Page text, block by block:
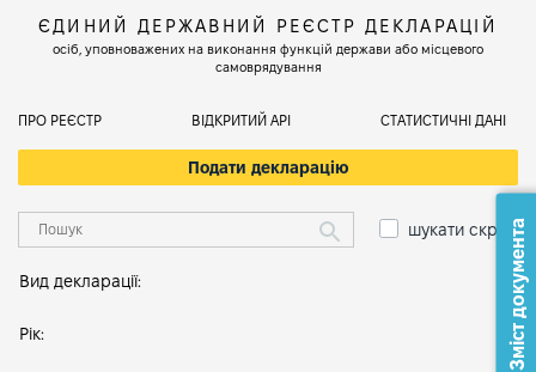
ЄДИНИЙ ДЕРЖАВНИЙ РЕЄСТР ДЕКЛАРАЦІЙ
осіб, уповноважених на виконання функцій держави або місцевого
самоврядування
ПРО РЕЄСТР ВІДКРИТИЙ АРІ СТАТИСТИЧНІ ДАНІ
Подати декларацію
шукати скрізь
Вид декларації:
Рік: Зміст документа